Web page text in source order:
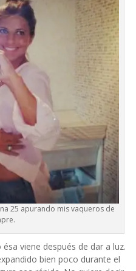
25 apurando mis vaqueros de
viene después de dar a luz.
bien poco durante el